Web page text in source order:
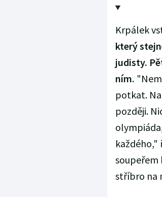
Krpálek
který
judisty.
ním.
potkat.
později.
soupeřem
stříbro na